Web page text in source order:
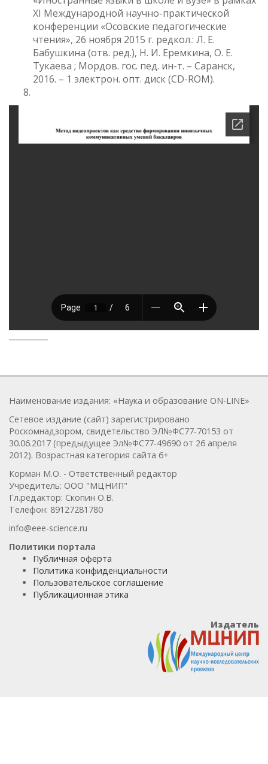
XI Международной научно-практической
конференции «Осовские педагогические
чтения», 26 ноября 2015 г. редкол.: Л. Е.
Бабушкина (отв. ред.), Н. И. Еремкина, О. Е.
Тукаева ; Мордов. гос. пед. ин-т. – Саранск,
2016. – 1 электрон. опт. диск (CD-ROM).
Наименование издания: «Наука и образование ON-LINE»
Сетевое издание (сайт) зарегистрировано
Роскомнадзором, свидетельство ЭЛ№ФС77-70153 от
30.06.2017 (предыдущее Эл№ФC77-49690 от 26 апреля
2012). Возрастная категория сайта 6+
Корман М.О. - Ответственный редактор
Учредитель: ООО "МЦНИП"
Гл.редактор: Скопин О.В.
Телефон: 89127281780
info@eee-science.ru
Политики портала
Публичная оферта
Политика конфиденциальности
Пользовательское соглашение
Публикационная этика
Издатель